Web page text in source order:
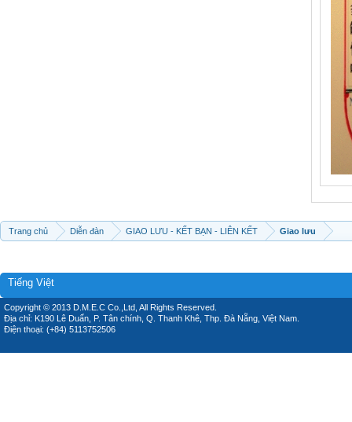
Trang chủ Diễn đàn GIAO LƯU - KẾT BẠN - LIÊN KẾT Giao lưu
Tiếng Việt
Copyright © 2013 D.M.E.C Co.,Ltd, All Rights Reserved.
Địa chỉ: K190 Lê Duẩn, P. Tân chính, Q. Thanh Khê, Thp. Đà Nẵng, Việt Nam.
Điện thoại: (+84) 5113752506